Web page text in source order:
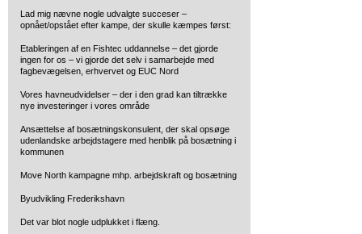
Lad mig nævne nogle udvalgte succeser –
opnået/opstået efter kampe, der skulle kæmpes først:
Etableringen af en Fishtec uddannelse – det gjorde
ingen for os – vi gjorde det selv i samarbejde med
fagbevægelsen, erhvervet og EUC Nord
Vores havneudvidelser – der i den grad kan tiltrække
nye investeringer i vores område
Ansættelse af bosætningskonsulent, der skal opsøge
udenlandske arbejdstagere med henblik på bosætning i
kommunen
Move North kampagne mhp. arbejdskraft og bosætning
Byudvikling Frederikshavn
Det var blot nogle udplukket i flæng.